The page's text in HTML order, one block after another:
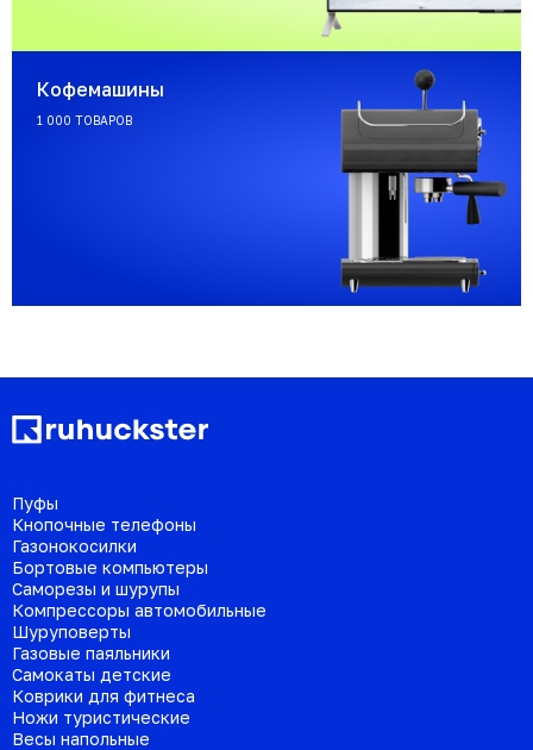
Кофемашины
1 000 ТОВАРОВ
Пуфы
Кнопочные телефоны
Газонокосилки
Бортовые компьютеры
Саморезы и шурупы
Компрессоры автомобильные
Шуруповерты
Газовые паяльники
Самокаты детские
Коврики для фитнеса
Ножи туристические
Весы напольные